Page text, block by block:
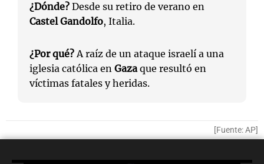
¿Dónde? Desde su retiro de verano en
Castel Gandolfo, Italia.
¿Por qué?A raíz de un ataque israelí a una
iglesia católica en Gazaque resultó en
víctimas fatales y heridas.
[Fuente: AP]